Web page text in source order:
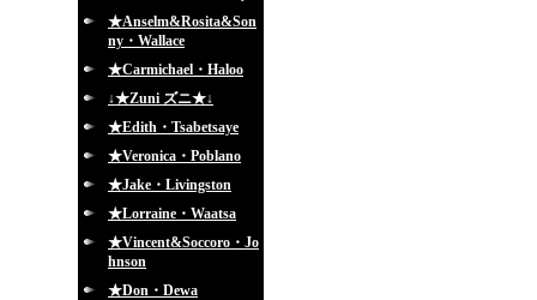
★Anselm&Rosita&Son
ny・Wallace
★Carmichael・Haloo
↓★Zuni ズニ★↓
★Edith・Tsabetsaye
★Veronica・Poblano
★Jake・Livingston
★Lorraine・Waatsa
★Vincent&Soccoro・Jo
hnson
★Don・Dewa